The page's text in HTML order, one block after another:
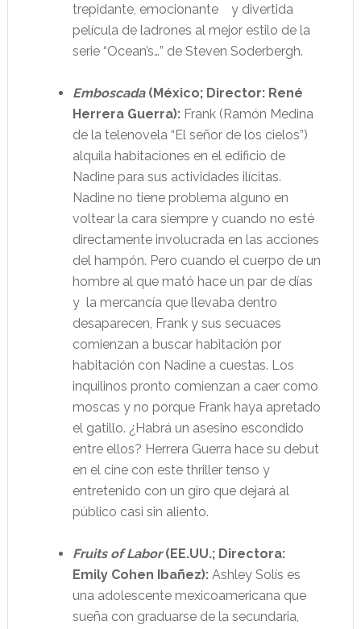
trepidante, emocionante y divertida
película de ladrones al mejor estilo de la
serie “Ocean’s…” de Steven Soderbergh.
Emboscada (México; Director: René
Herrera Guerra): Frank (Ramón Medina
de la telenovela “El señor de los cielos”)
alquila habitaciones en el edificio de
Nadine para sus actividades ilícitas.
Nadine no tiene problema alguno en
voltear la cara siempre y cuando no esté
directamente involucrada en las acciones
del hampón. Pero cuando el cuerpo de un
hombre al que mató hace un par de días
y la mercancía que llevaba dentro
desaparecen, Frank y sus secuaces
comienzan a buscar habitación por
habitación con Nadine a cuestas. Los
inquilinos pronto comienzan a caer como
moscas y no porque Frank haya apretado
el gatillo. ¿Habrá un asesino escondido
entre ellos? Herrera Guerra hace su debut
en el cine con este thriller tenso y
entretenido con un giro que dejará al
público casi sin aliento.
Fruits of Labor(EE.UU.; Directora:
Emily Cohen Ibañez): Ashley Solís es
una adolescente mexicoamericana que
sueña con graduarse de la secundaria,